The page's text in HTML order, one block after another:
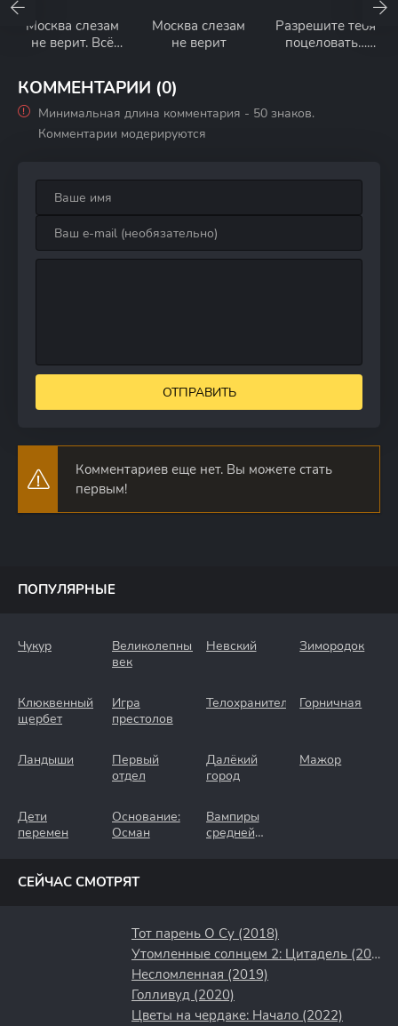
Москва слезам
не верит. Всё
начинается
Москва слезам
не верит
Разрешите тебя
поцеловать…
КОММЕНТАРИИ (0)
Минимальная длина комментария - 50 знаков.
Комментарии модерируются
ОТПРАВИТЬ
Комментариев еще нет. Вы можете стать
первым!
ПОПУЛЯРНЫЕ
Чукур
Великолепный
век
Невский Зимородок
Клюквенный
щербет
Игра
престолов
Телохранители Горничная
Ландыши
Первый
отдел
Далёкий
город
Мажор
Дети
перемен
Основание:
Осман
Вампиры
средней
СЕЙЧАС СМОТРЯТ
Тот парень О Су (2018)
Утомленные солнцем 2: Цитадель (2011)
Несломленная (2019)
Голливуд (2020)
Цветы на чердаке: Начало (2022)